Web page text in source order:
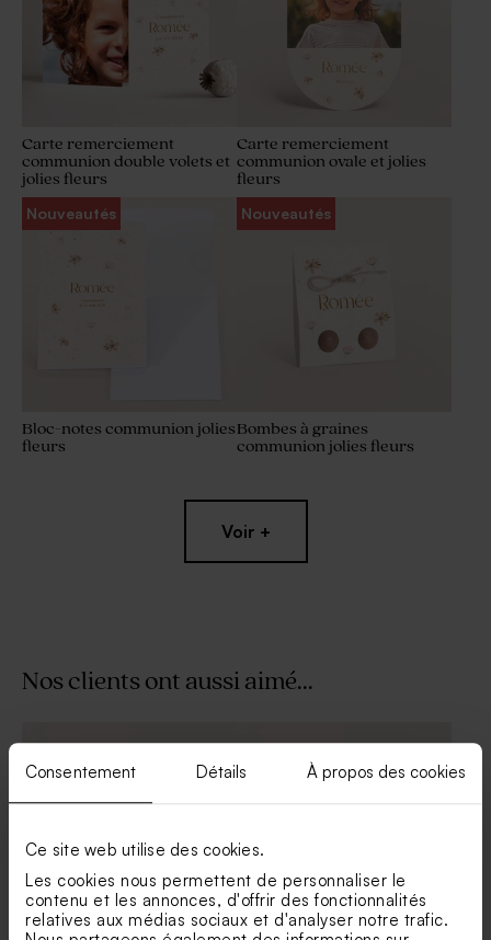
Consentement Détails À propos des cookies
Ce site web utilise des cookies.
Les cookies nous permettent de personnaliser le
contenu et les annonces, d'offrir des fonctionnalités
relatives aux médias sociaux et d'analyser notre trafic.
Carte remerciement
communion double volets et
jolies fleurs
Carte remerciement
communion ovale et jolies
fleurs
Nouveautés
Bloc-notes communion jolies
fleurs
Nouveautés
Bombes à graines
communion jolies fleurs
jolies fleurs
jolies fleurs
Nouveautés
Voir +
Nos clients ont aussi aimé...